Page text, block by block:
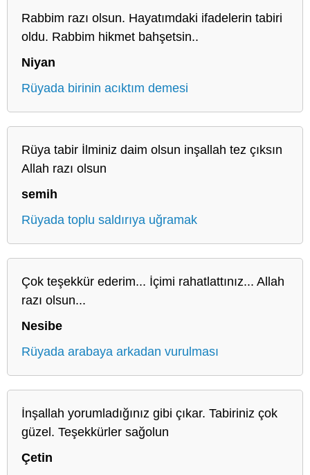
Rabbim razı olsun. Hayatımdaki ifadelerin tabiri
oldu. Rabbim hikmet bahşetsin..
Niyan
Rüyada birinin acıktım demesi
Rüya tabir İlminiz daim olsun inşallah tez çıksın
Allah razı olsun
semih
Rüyada toplu saldırıya uğramak
Çok teşekkür ederim... İçimi rahatlattınız... Allah
razı olsun...
Nesibe
Rüyada arabaya arkadan vurulması
İnşallah yorumladığınız gibi çıkar. Tabiriniz çok
güzel. Teşekkürler sağolun
Çetin